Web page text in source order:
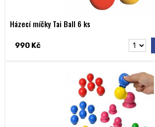
Házecí míčky Tai Ball 6 ks
990 Kč